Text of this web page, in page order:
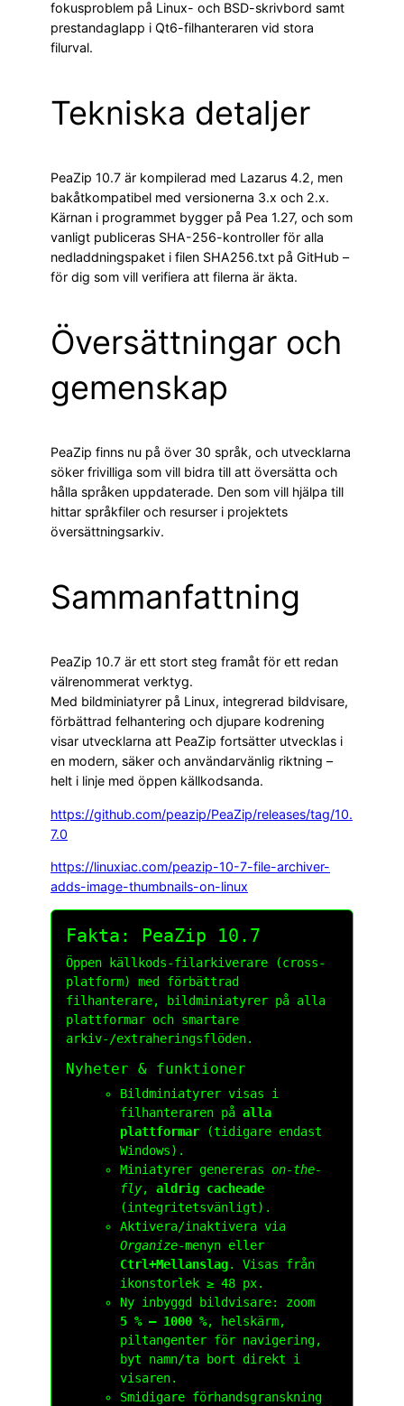
fokusproblem på Linux- och BSD-skrivbord samt
prestandaglapp i Qt6-filhanteraren vid stora
filurval.
Tekniska detaljer
PeaZip 10.7 är kompilerad med Lazarus 4.2, men
bakåtkompatibel med versionerna 3.x och 2.x.
Kärnan i programmet bygger på Pea 1.27, och som
vanligt publiceras SHA-256-kontroller för alla
nedladdningspaket i filen SHA256.txt på GitHub –
för dig som vill verifiera att filerna är äkta.
Översättningar och
gemenskap
PeaZip finns nu på över 30 språk, och utvecklarna
söker frivilliga som vill bidra till att översätta och
hålla språken uppdaterade. Den som vill hjälpa till
hittar språkfiler och resurser i projektets
översättningsarkiv.
Sammanfattning
PeaZip 10.7 är ett stort steg framåt för ett redan
välrenommerat verktyg.
Med bildminiatyrer på Linux, integrerad bildvisare,
förbättrad felhantering och djupare kodrening
visar utvecklarna att PeaZip fortsätter utvecklas i
en modern, säker och användarvänlig riktning –
helt i linje med öppen källkodsanda.
https://github.com/peazip/PeaZip/releases/tag/10.
7.0
https://linuxiac.com/peazip-10-7-file-archiver-
adds-image-thumbnails-on-linux
Fakta: PeaZip 10.7
Öppen källkods-filarkiverare (cross-
platform) med förbättrad
filhanterare, bildminiatyrer på alla
plattformar och smartare
arkiv-/extraheringsflöden.
Nyheter & funktioner
Bildminiatyrer visas i
filhanteraren på alla
plattformar (tidigare endast
Windows).
Miniatyrer genereras on-the-
fly, aldrig cacheade
(integritetsvänligt).
Aktivera/inaktivera via
Organize-menyn eller
Ctrl+Mellanslag. Visas från
ikonstorlek ≥ 48 px.
Ny inbyggd bildvisare: zoom
5 % – 1000 %, helskärm,
piltangenter för navigering,
byt namn/ta bort direkt i
visaren.
Smidigare förhandsgranskning